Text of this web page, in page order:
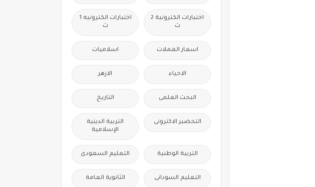
اختبارات الكترونية 2
ث
اختبارات الكترونيه 1
ث
اسعار العملات اسلاميات
الاحياء الازهر
البحث العلمى التاريخ
التحضير الاكترونى
التربية الدينية
الإسلامية
التربية الوطنية التعليم السعودى
التعليم السودانى الثانوية العامة